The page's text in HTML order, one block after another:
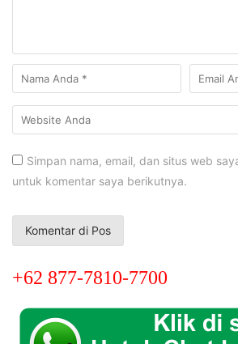
Simpan nama, email, dan situs web
untuk komentar saya berikutnya.
+62 877-7810-7700